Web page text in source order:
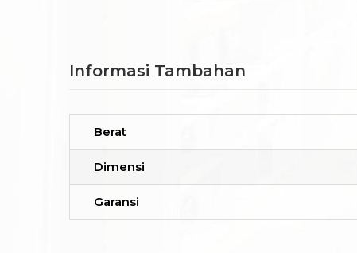
Informasi Tambahan
Berat
Dimensi
Garansi